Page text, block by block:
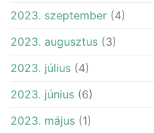
2023. szeptember (4)
2023. augusztus (3)
2023. július (4)
2023. június (6)
2023. május (1)